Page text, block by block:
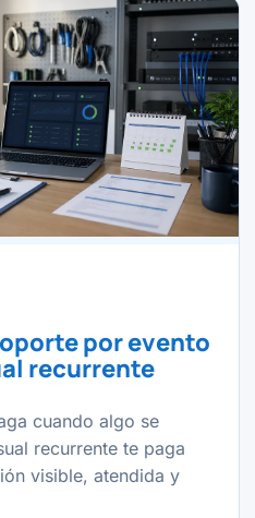
por evento
recurrente
cuando algo se
recurrente te paga
visible, atendida y